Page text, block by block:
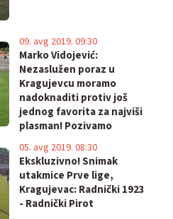
Marko Vidojević:
Nezaslužen poraz u
Kragujevcu moramo
nadoknaditi protiv još
jednog favorita za najviši
plasman! Pozivamo
09. avg 2019. 09:30
Ekskluzivno! Snimak
utakmice Prve lige,
Kragujevac: Radnički 1923
- Radnički Pirot
05. avg 2019. 08:30